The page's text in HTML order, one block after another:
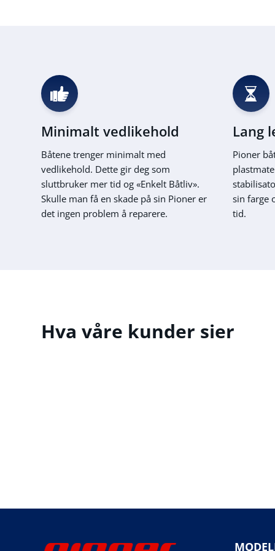
Minimalt vedlikehold
Båtene trenger minimalt med
vedlikehold. Dette gir deg som
sluttbruker mer tid og «Enkelt Båtliv».
Skulle man få en skade på sin Pioner er
det ingen problem å reparere.
Lang
Pioner
sin farge
tid.
Hva våre kunder sier